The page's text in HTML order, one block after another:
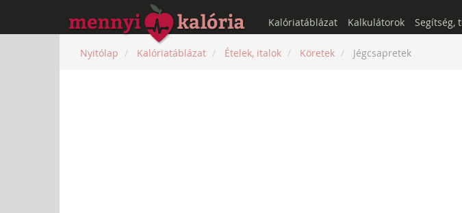
Kalóriatáblázat Kalkulátorok Segítség,
Nyitólap Kalóriatáblázat Ételek, italok Köretek Jégcsapretek